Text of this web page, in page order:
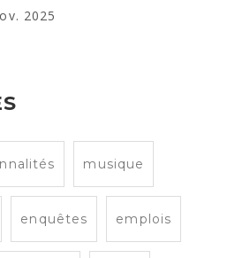
2025
musique
enquêtes emplois